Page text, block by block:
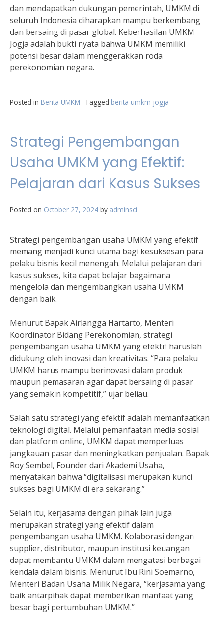
dan mendapatkan dukungan pemerintah, UMKM di
seluruh Indonesia diharapkan mampu berkembang
dan bersaing di pasar global. Keberhasilan UMKM
Jogja adalah bukti nyata bahwa UMKM memiliki
potensi besar dalam menggerakkan roda
perekonomian negara.
Posted in Berita UMKM Tagged berita umkm jogja
Strategi Pengembangan
Usaha UMKM yang Efektif:
Pelajaran dari Kasus Sukses
Posted on October 27, 2024 by adminsci
Strategi pengembangan usaha UMKM yang efektif
memang menjadi kunci utama bagi kesuksesan para
pelaku bisnis kecil menengah. Melalui pelajaran dari
kasus sukses, kita dapat belajar bagaimana
mengelola dan mengembangkan usaha UMKM
dengan baik.
Menurut Bapak Airlangga Hartarto, Menteri
Koordinator Bidang Perekonomian, strategi
pengembangan usaha UMKM yang efektif haruslah
didukung oleh inovasi dan kreativitas. “Para pelaku
UMKM harus mampu berinovasi dalam produk
maupun pemasaran agar dapat bersaing di pasar
yang semakin kompetitif,” ujar beliau.
Salah satu strategi yang efektif adalah memanfaatkan
teknologi digital. Melalui pemanfaatan media sosial
dan platform online, UMKM dapat memperluas
jangkauan pasar dan meningkatkan penjualan. Bapak
Roy Sembel, Founder dari Akademi Usaha,
menyatakan bahwa “digitalisasi merupakan kunci
sukses bagi UMKM di era sekarang.”
Selain itu, kerjasama dengan pihak lain juga
merupakan strategi yang efektif dalam
pengembangan usaha UMKM. Kolaborasi dengan
supplier, distributor, maupun institusi keuangan
dapat membantu UMKM dalam mengatasi berbagai
kendala dalam bisnis. Menurut Ibu Rini Soemarno,
Menteri Badan Usaha Milik Negara, “kerjasama yang
baik antarpihak dapat memberikan manfaat yang
besar bagi pertumbuhan UMKM.”